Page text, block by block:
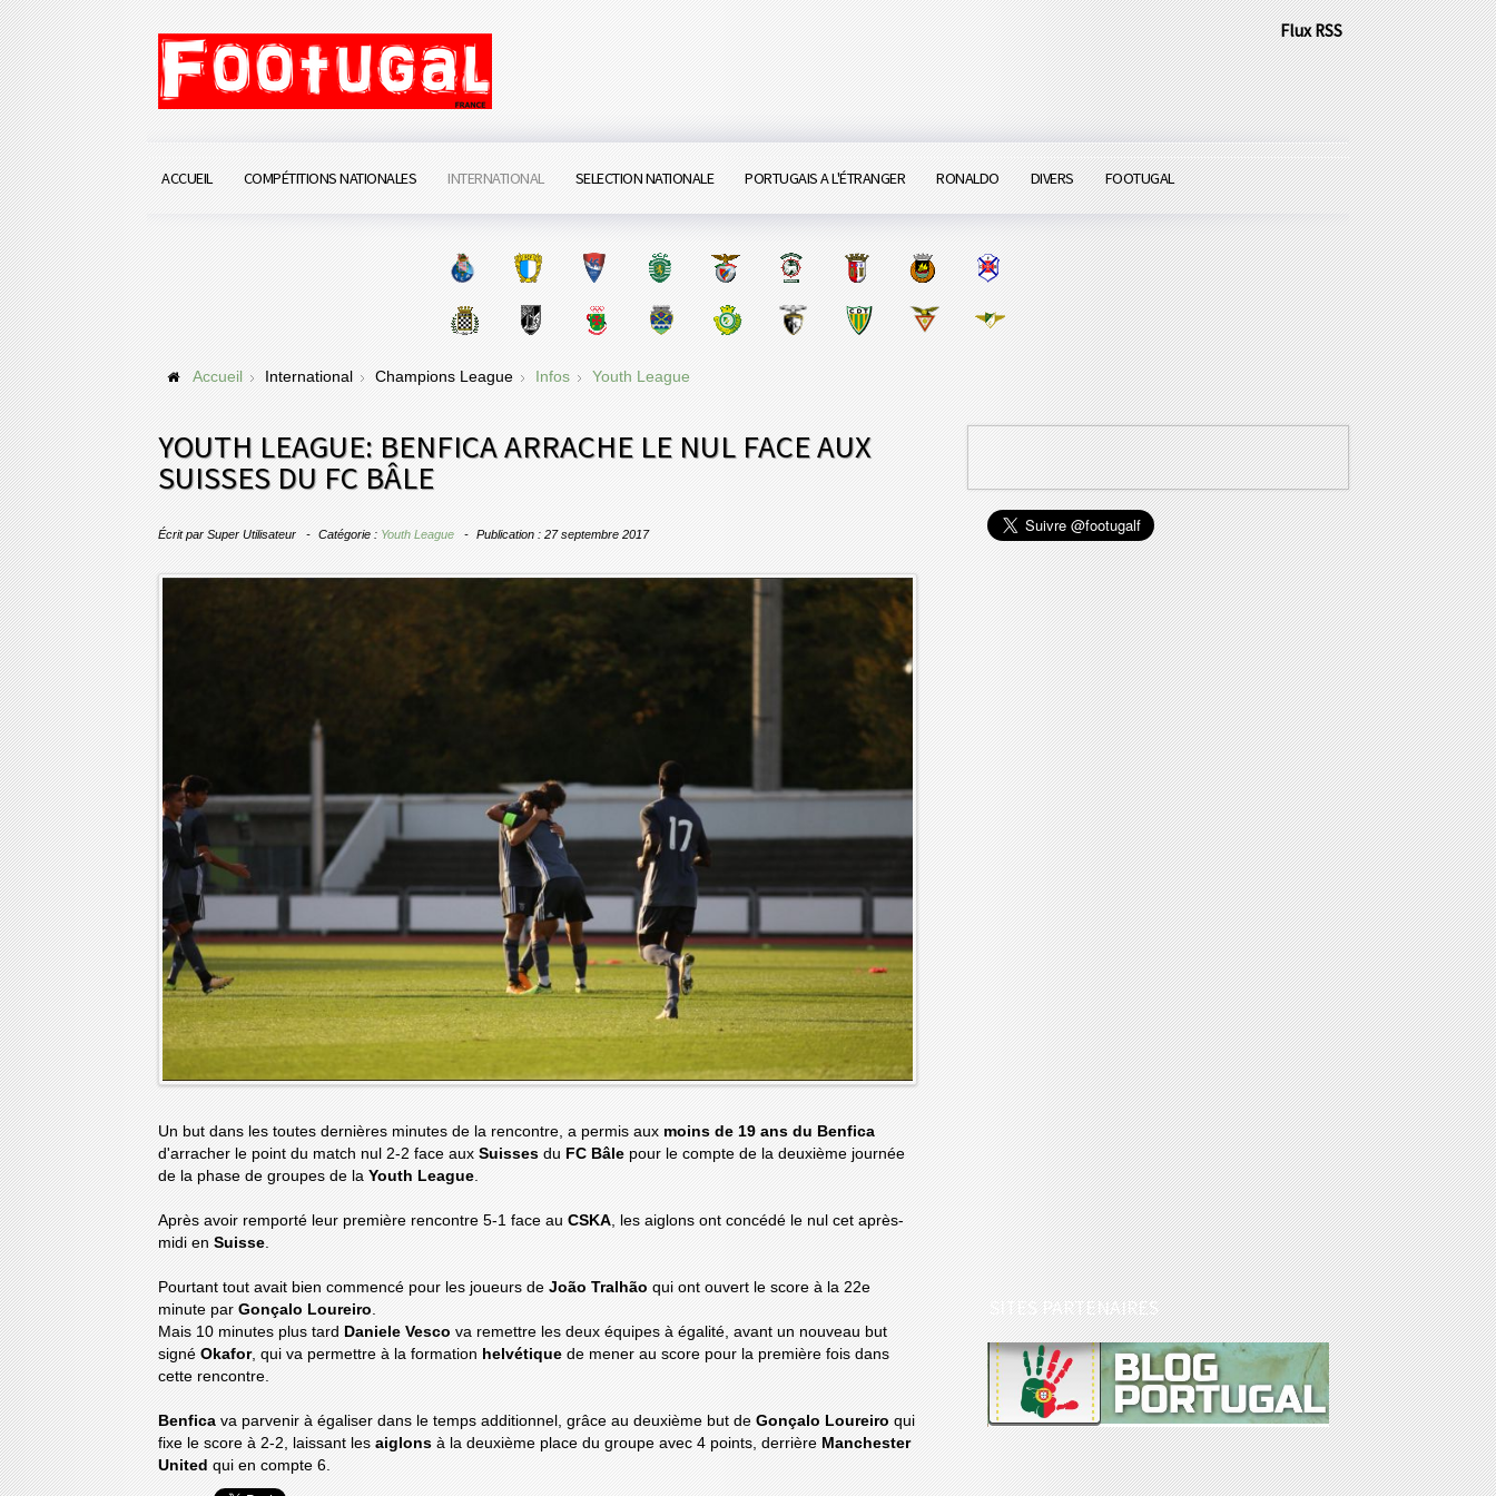
Flux RSS
ACCUEIL COMPÉTITIONS NATIONALES INTERNATIONAL SELECTION NATIONALE PORTUGAIS A L'ÉTRANGER RONALDO DIVERS FOOTUGAL
Accueil International Champions League Infos Youth League
YOUTH LEAGUE: BENFICA ARRACHE LE NUL FACE AUX
SUISSES DU FC BÂLE
Écrit par Super Utilisateur Catégorie : Youth League Publication : 27 septembre 2017
Un but dans les toutes dernières minutes de la rencontre, a permis aux moins de 19 ans du Benfica
d'arracher le point du match nul 2-2 face aux Suisses du FC Bâle pour le compte de la deuxième journée
de la phase de groupes de la Youth League
Après avoir remporté leur première rencontre 5-1 face au CSKA , les aiglons ont concédé le nul cet après-
midi en Suisse
Pourtant tout avait bien commencé pour les joueurs de João Tralhão qui ont ouvert le score à la 22e
minute par Gonçalo Loureiro
Mais 10 minutes plus tard Daniele Vesco va remettre les deux équipes à égalité, avant un nouveau but
signé Okafor, qui va permettre à la formation helvétique de mener au score pour la première fois dans
cette rencontre.
Benfica va parvenir à égaliser dans le temps additionnel, grâce au deuxième but de Gonçalo Loureiro qui
fixe le score à 2-2, laissant les aiglons à la deuxième place du groupe avec 4 points, derrière Manchester
United qui en compte 6.
SITES PARTENAIRES